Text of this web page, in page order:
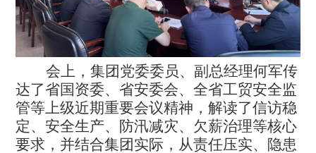
会上，集团党委委员、副总经理何军传
达了省国资委、省安委会、全省工贸安全监
管等上级近期重要会议精神，解读了信访稳
定、安全生产、防汛减灾、欠薪治理等核心
要求，并结合集团实际，从责任压实、隐患